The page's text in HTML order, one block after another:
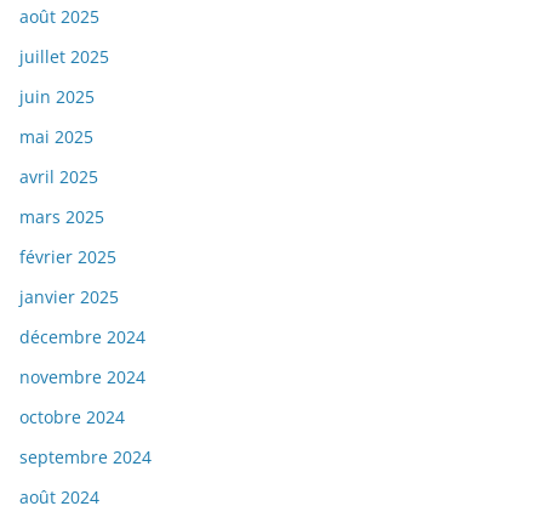
août 2025
juillet 2025
juin 2025
mai 2025
avril 2025
mars 2025
février 2025
janvier 2025
décembre 2024
novembre 2024
octobre 2024
septembre 2024
août 2024